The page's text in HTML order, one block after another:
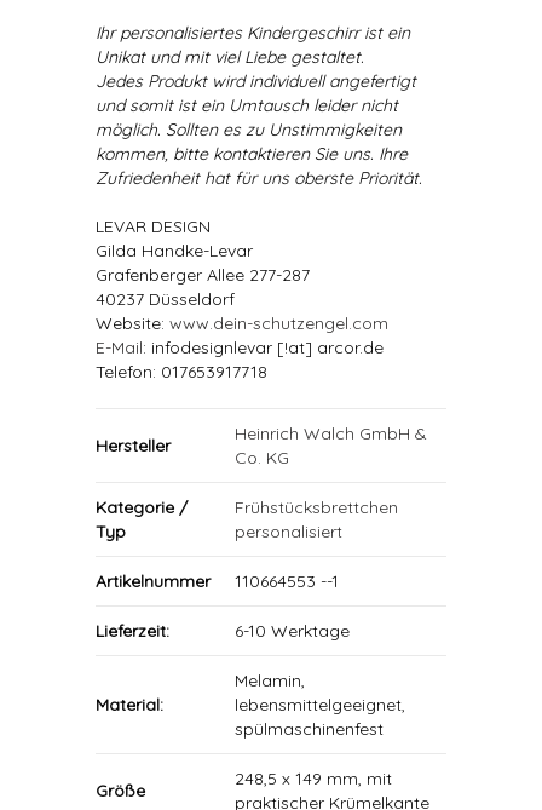
Ihr personalisiertes Kindergeschirr ist ein
Unikat und mit viel Liebe gestaltet.
Jedes Produkt wird individuell angefertigt
und somit ist ein Umtausch leider nicht
möglich. Sollten es zu Unstimmigkeiten
kommen, bitte kontaktieren Sie uns. Ihre
Zufriedenheit hat für uns oberste Priorität.
LEVAR DESIGN
Gilda Handke-Levar
Grafenberger Allee 277-287
40237 Düsseldorf
Website: www.dein-schutzengel.com
E-Mail: infodesignlevar [!at] arcor.de
Telefon: 017653917718
Hersteller
Heinrich Walch GmbH &
Co. KG
Kategorie /
Typ
Frühstücksbrettchen
personalisiert
Artikelnummer 110664553 --1
Lieferzeit: 6-10 Werktage
Material:
Melamin,
lebensmittelgeeignet,
spülmaschinenfest
Größe
248,5 x 149 mm, mit
praktischer Krümelkante